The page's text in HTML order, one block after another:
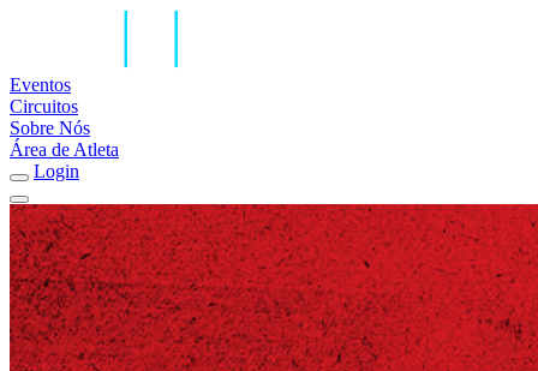
Eventos
Circuitos
Sobre Nós
Área de Atleta
Login